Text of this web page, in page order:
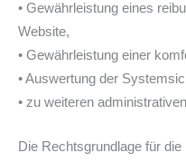
• Gewährleistung eines
Website,
• Gewährleistung einer
• Auswertung der
• zu weiteren
Die Rechtsgrundlage für